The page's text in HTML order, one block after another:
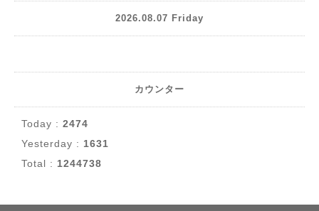
2026.08.07 Friday
カウンター
Today : 2474
Yesterday : 1631
Total : 1244738